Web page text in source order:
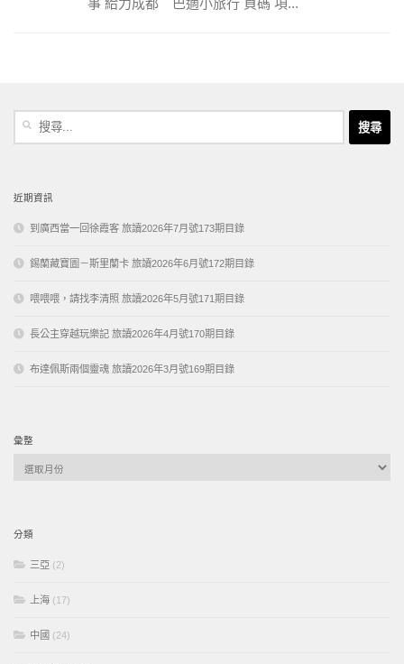
事 給力成都 巴適小旅行 頁碼 項...
近期資訊
到廣西當一回徐霞客 旅讀2026年7月號173期目錄
錫蘭藏寶圖－斯里蘭卡 旅讀2026年6月號172期目錄
喂喂喂，請找李清照 旅讀2026年5月號171期目錄
長公主穿越玩樂記 旅讀2026年4月號170期目錄
布達佩斯兩個靈魂 旅讀2026年3月號169期目錄
彙整
分類
三亞 (2)
上海 (17)
中國 (24)